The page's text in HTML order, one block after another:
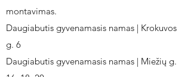
montavimas.
Daugiabutis gyvenamasis namas | Krokuvos
g. 6
Daugiabutis gyvenamasis namas | Miežių g.